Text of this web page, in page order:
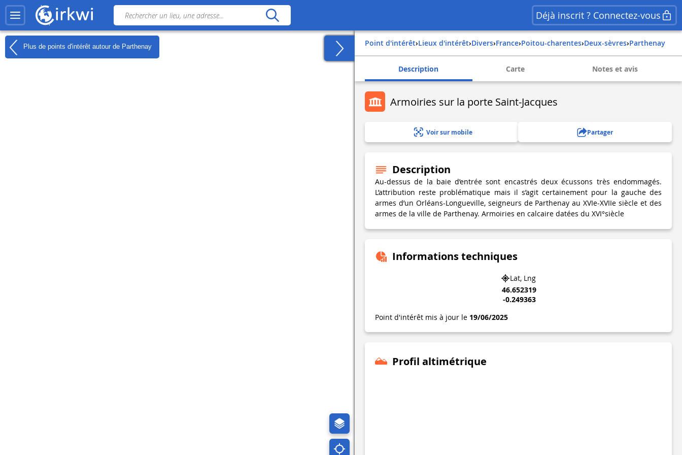
Déjà inscrit ? Connectez-vous
Plus de points d'intérêt autour de Parthenay Point d'intérêt› Lieux d'intérêt› Divers› france› poitou-charentes› deux-sèvres› parthenay
Description Carte Notes et avis
Armoiries sur la porte Saint-Jacques
Voir sur mobile Partager
Description
Au-dessus de la baie d’entrée sont encastrés deux écussons très endommagés.
L’attribution reste problématique mais il s’agit certainement pour la gauche des
armes d’un Orléans-Longueville, seigneurs de Parthenay au XVIe-XVIIe siècle et des
armes de la ville de Parthenay. Armoiries en calcaire datées du XVI°siècle
Informations techniques
Lat, Lng
46.652319
-0.249363
Point d'intérêt mis à jour le 19/06/2025
Profil altimétrique